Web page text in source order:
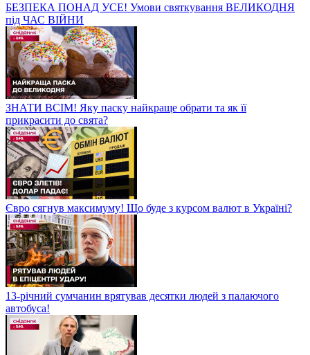
БЕЗПЕКА ПОНАД УСЕ! Умови святкування ВЕЛИКОДНЯ
під ЧАС ВІЙНИ
ЗНАТИ ВСІМ! Яку паску найкраще обрати та як її
прикрасити до свята?
Євро сягнув максимуму! Що буде з курсом валют в Україні?
13-річний сумчанин врятував десятки людей з палаючого
автобуса!